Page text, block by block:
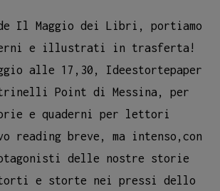
Il Maggio dei Libri, portiamo
e illustrati in trasferta!
alle 17,30, Ideestortepaper
Point di Messina, per
e quaderni per lettori
reading breve, ma intenso,con
delle nostre storie
e storte nei pressi dello